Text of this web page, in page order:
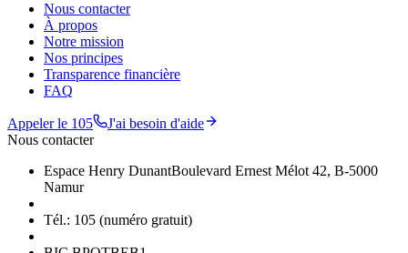
Nous contacter
À propos
Notre mission
Nos principes
Transparence financière
FAQ
Appeler le 105
J'ai besoin d'aide
Nous contacter
Espace Henry DunantBoulevard Ernest Mélot 42, B-5000
Namur
Tél.: 105 (numéro gratuit)